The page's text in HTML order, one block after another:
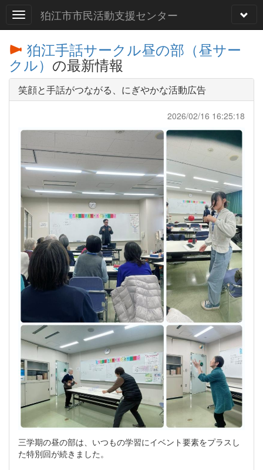
狛江市市民活動支援センター
狛江手話サークル昼の部（昼サー
クル） の最新情報
笑顔と手話がつながる、にぎやかな活動広告
2026/02/16 16:25:18
三学期の昼の部は、いつもの学習にイベント要素をプラスし
た特別回が続きました。